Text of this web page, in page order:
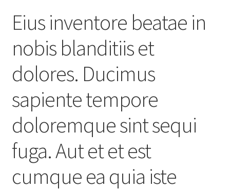
Eius inventore beatae in
nobis blanditiis et
dolores. Ducimus
sapiente tempore
doloremque sint sequi
fuga. Aut et et est
cumque ea quia iste